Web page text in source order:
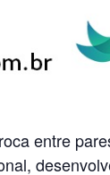
entre